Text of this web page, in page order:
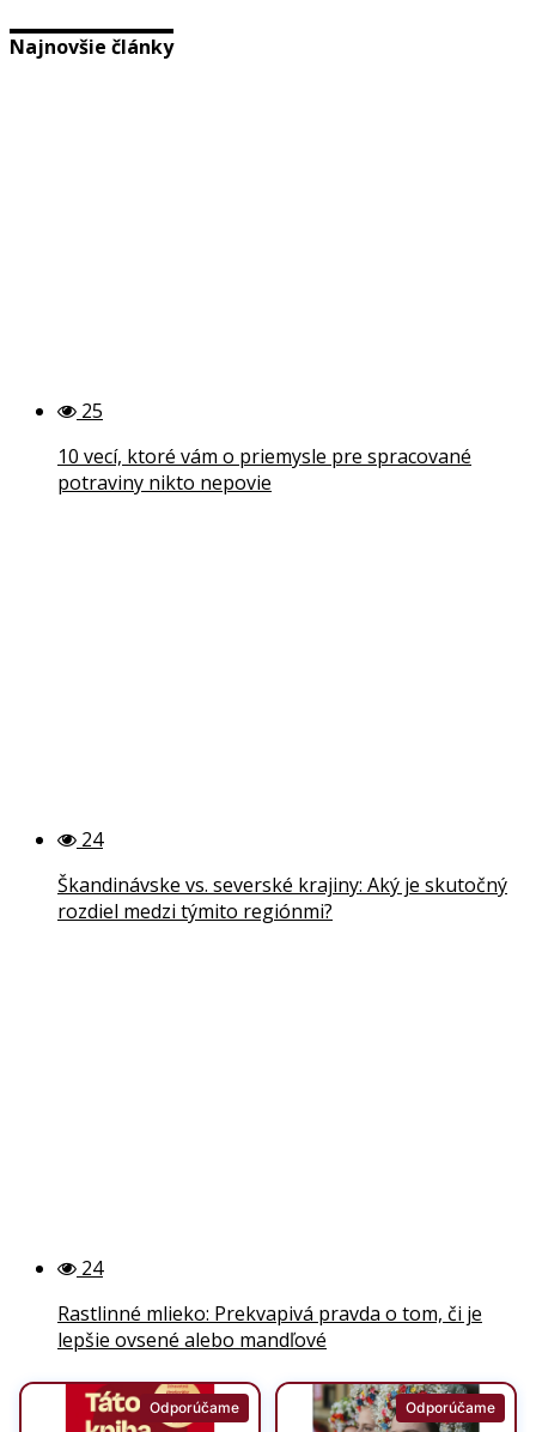
Najnovšie články
25
10 vecí, ktoré vám o priemysle pre spracované
potraviny nikto nepovie
24
Škandinávske vs. severské krajiny: Aký je skutočný
rozdiel medzi týmito regiónmi?
24
Rastlinné mlieko: Prekvapivá pravda o tom, či je
lepšie ovsené alebo mandľové